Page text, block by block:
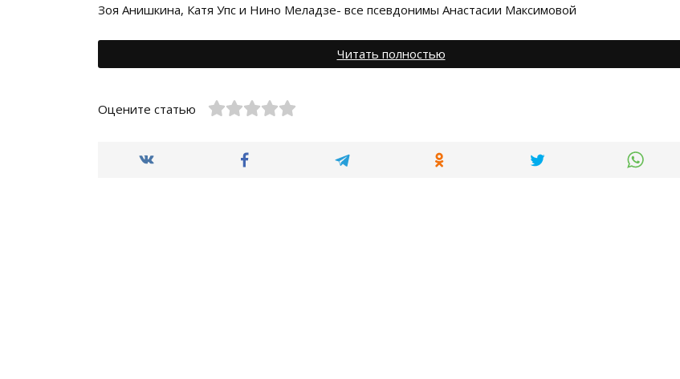
Зоя Анишкина, Катя Упс и Нино Меладзе- все псевдонимы Анастасии Максимовой
Читать полностью
Оцените статью